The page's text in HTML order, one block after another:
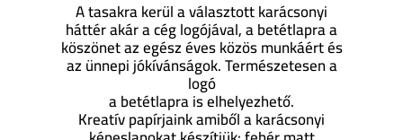
A tasakra kerül a választott karácsonyi
háttér akár a cég logójával, a betétlapra a
köszönet az egész éves közös munkáért és
az ünnepi jókívánságok. Természetesen a
logó
a betétlapra is elhelyezhető.
Kreatív papírjaink amiből a karácsonyi